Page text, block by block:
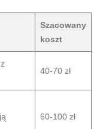
Szacowany
koszt
40-70 zł
60-100 zł